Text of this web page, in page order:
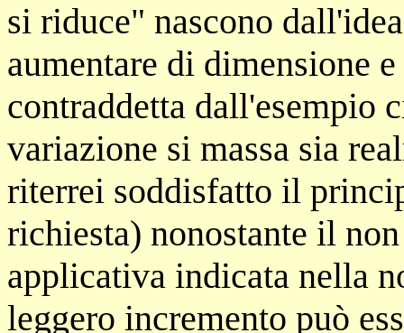
si riduce" nascono
aumentare di dimensione
contraddetta dall'esempio
variazione si massa sia
riterrei soddisfatto il
richiesta) nonostante il
applicativa indicata nella
leggero incremento può